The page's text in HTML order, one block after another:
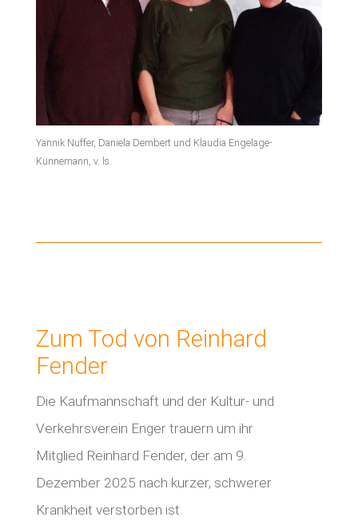
Yannik Nuffer, Daniela Dembert und Klaudia Engelage-
Künnemann, v. ls.
Zum Tod von Reinhard
Fender
Die Kaufmannschaft und der Kultur- und
Verkehrsverein Enger trauern um ihr
Mitglied Reinhard Fender, der am 9.
Dezember 2025 nach kurzer, schwerer
Krankheit verstorben ist.